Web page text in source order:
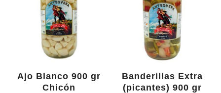
Ajo Blanco 900 gr
Chicón
Banderillas Extra
(picantes) 900 gr